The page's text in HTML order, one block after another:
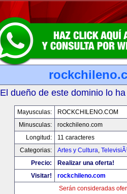
El dueño de este dominio lo
Mayusculas:
ROCKCHILENO.COM
Minusculas:
rockchileno.com
Longitud:
11 caracteres
Categorias:
Artes y Cultura,
Precio:
Realizar una oferta!
Visitar!
rockchileno.com
Serán consideradas